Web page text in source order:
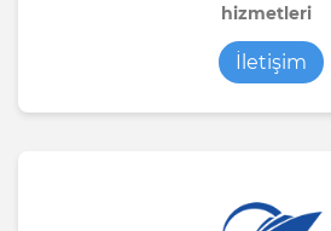
hizmetleri
İletişim